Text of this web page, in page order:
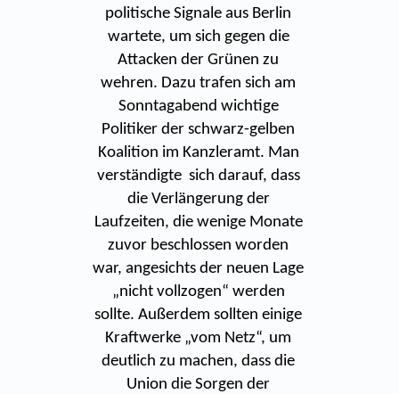
politische Signale aus Berlin
wartete, um sich gegen die
Attacken der Grünen zu
wehren. Dazu trafen sich am
Sonntagabend wichtige
Politiker der schwarz-gelben
Koalition im Kanzleramt. Man
verständigte sich darauf, dass
die Verlängerung der
Laufzeiten, die wenige Monate
zuvor beschlossen worden
war, angesichts der neuen Lage
„nicht vollzogen“ werden
sollte. Außerdem sollten einige
Kraftwerke „vom Netz“, um
deutlich zu machen, dass die
Union die Sorgen der